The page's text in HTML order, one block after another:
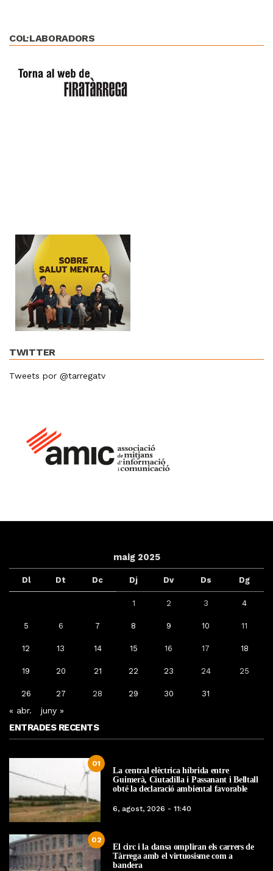
COL·LABORADORS
TWITTER
Tweets por @tarregatv
maig 2025
Dl Dt Dc Dj Dv Ds Dg
1 2 3 4
5 6 7 8 9 10 11
12 13 14 15 16 17 18
19 20 21 22 23 24 25
26 27 28 29 30 31
« abr. juny »
ENTRADES RECENTS
01
La central elèctrica híbrida entre
Guimerà, Ciutadilla i Passanant i Belltall
obté la declaració ambiental favorable
6, agost, 2026 - 11:40
02
El circ i la dansa ompliran els carrers de
Tàrrega amb el virtuosisme com a
bandera